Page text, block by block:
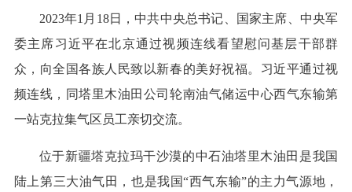
2023年1月18日，中共中央总书记、国家主席、中央军
委主席习近平在北京通过视频连线看望慰问基层干部群
众，向全国各族人民致以新春的美好祝福。习近平通过视
频连线，同塔里木油田公司轮南油气储运中心西气东输第
一站克拉集气区员工亲切交流。
位于新疆塔克拉玛干沙漠的中石油塔里木油田是我国
陆上第三大油气田，也是我国“西气东输”的主力气源地，